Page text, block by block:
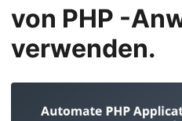
von PHP -
verwenden.